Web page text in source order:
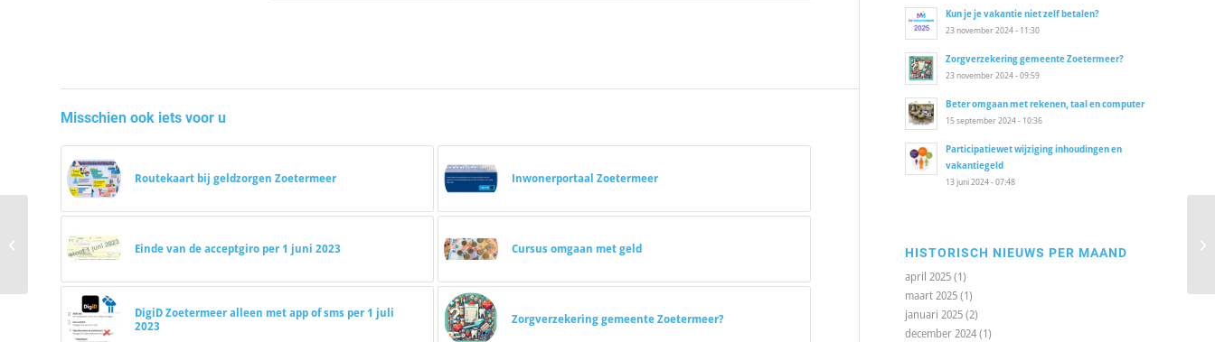
Misschien ook iets voor u
Routekaart bij geldzorgen Zoetermeer Inwonerportaal Zoetermeer
Einde van de acceptgiro per 1 juni 2023 Cursus omgaan met geld
DigiD Zoetermeer alleen met app of sms per 1 juli
2023
Zorgverzekering gemeente Zoetermeer?
Kun je je vakantie niet zelf betalen?
23 november 2024 - 11:30
Zorgverzekering gemeente Zoetermeer?
23 november 2024 - 09:59
Beter omgaan met rekenen, taal en computer
15 september 2024 - 10:36
Participatiewet wijziging inhoudingen en
vakantiegeld
13 juni 2024 - 07:48
HISTORISCH NIEUWS PER MAAND
april 2025(1)
maart 2025(1)
januari 2025(2)
december 2024(1)
Ingewikkelde brief?
Gebruik Lees Simpel!